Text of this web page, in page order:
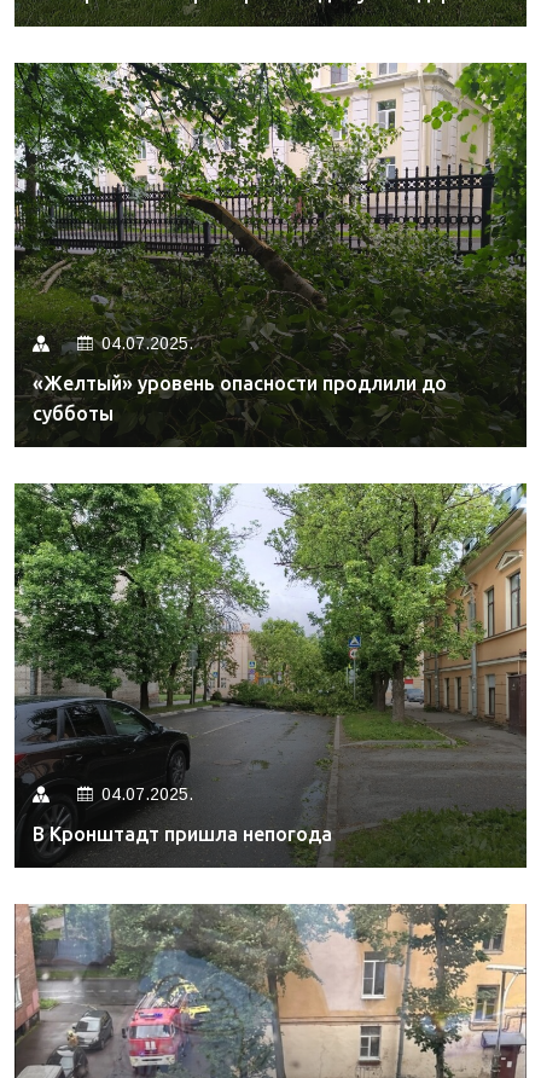
04.07.2025.
«Желтый» уровень опасности продлили до
субботы
04.07.2025.
В Кронштадт пришла непогода